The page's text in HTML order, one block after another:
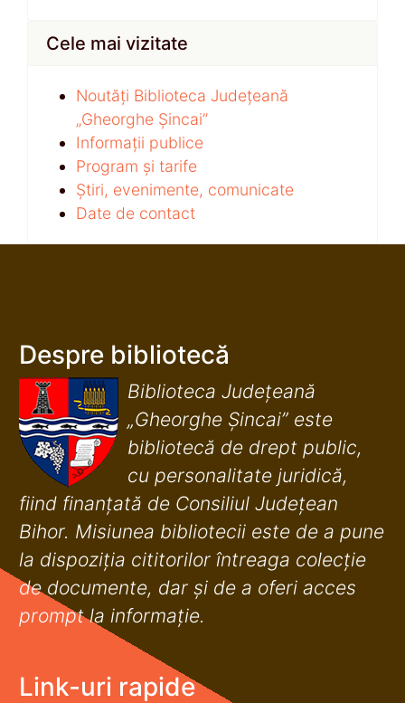
Cele mai vizitate
Noutăți Biblioteca Județeană
„Gheorghe Șincai”
Informații publice
Program și tarife
Știri, evenimente, comunicate
Date de contact
Despre bibliotecă
Biblioteca Județeană
„Gheorghe Șincai” este
bibliotecă de drept public,
cu personalitate juridică,
fiind finanţată de Consiliul Judeţean
Bihor. Misiunea bibliotecii este de a pune
la dispoziţia cititorilor întreaga colecţie
de documente, dar şi de a oferi acces
prompt la informaţie.
Link-uri rapide